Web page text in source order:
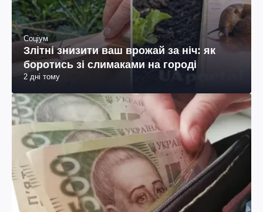
Соціум
Злітні знизити ваш врожай за ніч: як
боротись зі слимаками на городі
2 дні тому